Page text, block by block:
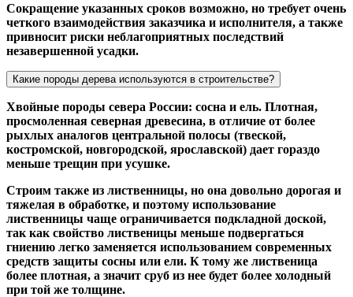
Сокращение указанных сроков возможно, но требует очень
четкого взаимодействия заказчика и исполнителя, а также
привносит риски неблагоприятных последствий
незавершенной усадки.
Какие породы дерева используются в строительстве?
Хвойные породы севера России: сосна и ель. Плотная,
просмоленная северная древесина, в отличие от более
рыхлых аналогов центральной полосы (твеской,
костромской, новгородской, ярославской) дает гораздо
меньше трещин при усушке.
Строим также из лиственницы, но она довольно дорогая и
тяжелая в обработке, и поэтому использование
лиственницы чаще ограничивается подкладной доской,
так как свойство лиственицы меньше подвергаться
гниению легко заменяется использованием современных
средств защиты сосны или ели. К тому же лиственица
более плотная, а значит сруб из нее будет более холодный
при той же толщине.